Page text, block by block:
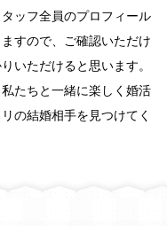
ッフ全員のプロフィール
すので、ご確認いただけ
いただけると思います。
たちと一緒に楽しく婚活
の結婚相手を見つけてく